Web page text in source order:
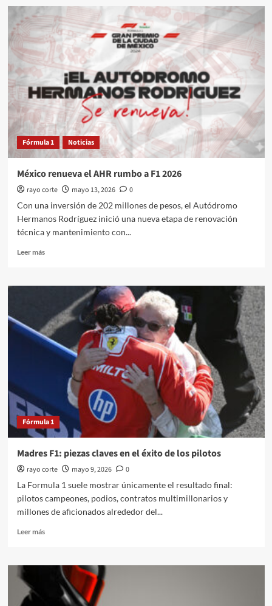
Gucci
será
patrocinador
principal
de
Alpine
Fórmula 1 Noticias
México renueva el AHR rumbo a F1 2026
rayo corte mayo 13, 2026
0
Con una inversión de 202 millones de pesos, el Autódromo
Hermanos Rodríguez inició una nueva etapa de renovación
técnica y mantenimiento con...
Leer másLeer
México
AHR
rumbo
a
Fórmula 1
Madres F1: piezas claves en el éxito de los pilotos
rayo corte mayo 9, 2026
0
La Formula 1 suele mostrar únicamente el resultado final:
pilotos campeones, podios, contratos multimillonarios y
millones de aficionados alrededor del...
Leer másLeer
Madres
piezas
claves